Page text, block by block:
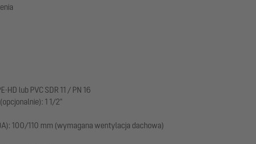
HD lub PVC SDR 11 / PN 16
1 1/2"
100/110 mm (wymagana wentylacja dachowa)